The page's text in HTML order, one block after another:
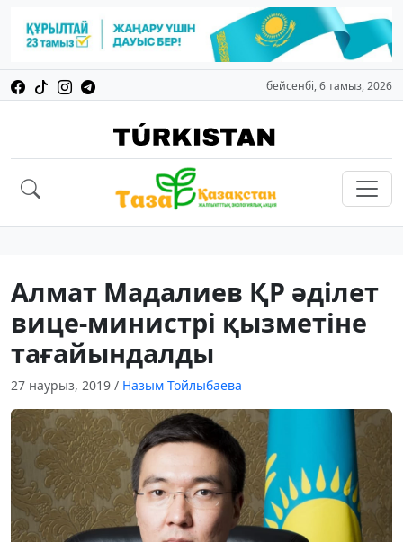
бейсенбі, 6 тамыз, 2026
Алмат Мадалиев ҚР әділет
вице-министрі қызметіне
тағайындалды
27 наурыз, 2019 / Назым Тойлыбаева